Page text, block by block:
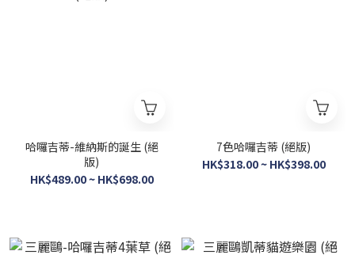
哈囉吉蒂-維納斯的誕生 (絕
版)
HK$489.00 ~ HK$698.00
7色哈囉吉蒂 (絕版)
HK$318.00 ~ HK$398.00